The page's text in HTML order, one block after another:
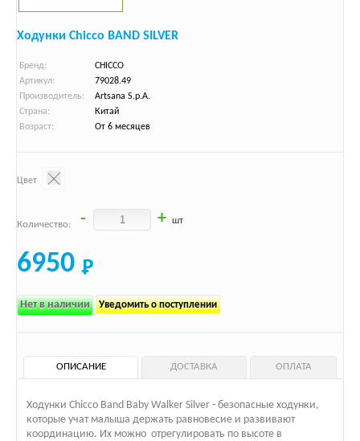
Ходунки Chicco BAND SILVER
Бренд:
CHICCO
Артикул:
79028.49
Производитель:
Artsana S.p.A.
Страна:
Китай
Возраст:
От 6 месяцев
Цвет
Количество: - + шт
6950
Нет в наличии Уведомить о поступлении
ОПИСАНИЕ ДОСТАВКА ОПЛАТА
Ходунки Chicco Band Baby Walker Silver - безопасные ходунки,
которые учат малыша держать равновесие и развивают
координацию. Их можно отрегулировать по высоте в